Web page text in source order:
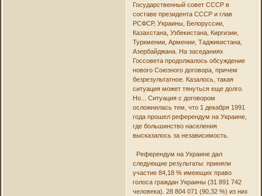
Государственный совет СССР в
составе президента СССР и глав
РСФСР, Украины, Белоруссии,
Казахстана, Узбекистана, Киргизии,
Туркмении, Армении, Таджикистана,
Азербайджана. На заседаниях
Госсовета продолжалось обсуждение
нового Союзного договора, причем
безрезультатное. Казалось, такая
ситуация может тянуться еще долго.
Но... Ситуация с договором
осложнилась тем, что 1 декабря 1991
года прошел референдум на Украине,
где большинство населения
высказалось за независимость.
Референдум на Украине дал
следующие результаты: приняли
участие 84,18 % имеющих право
голоса граждан Украины (31 891 742
человека). 28 804 071 (90,32 %) из них